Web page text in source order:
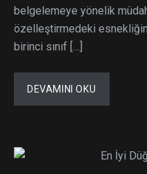
belgelemeye yönelik
özelleştirmedeki
birinci sınıf […]
DEVAMINI OKU